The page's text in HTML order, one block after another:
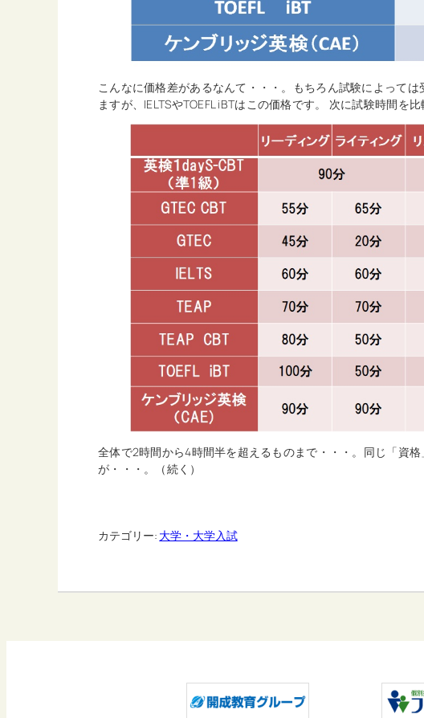
こんなに価格差があるなんて・・・。もちろん試験によって
ますが、IELTSやTOEFL iBTはこの価格です。 次に試験時間を比
全体で2時間から4時間半を超えるものまで・・・。同じ「資
が・・・。（続く）
カテゴリー: 大学・大学入試